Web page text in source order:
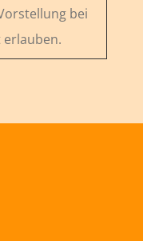
bei
erlauben.